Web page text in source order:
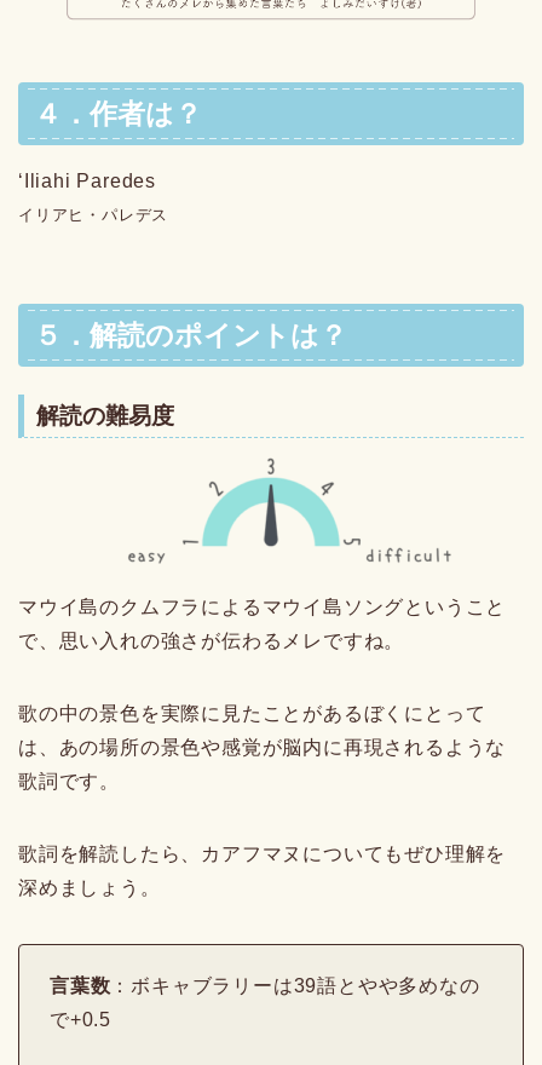
４．作者は？
ʻIliahi Paredes
イリアヒ・パレデス
５．解読のポイントは？
解読の難易度
マウイ島のクムフラによるマウイ島ソングということ
で、思い入れの強さが伝わるメレですね。
歌の中の景色を実際に見たことがあるぼくにとって
は、あの場所の景色や感覚が脳内に再現されるような
歌詞です。
歌詞を解読したら、カアフマヌについてもぜひ理解を
深めましょう。
言葉数 ：ボキャブラリーは39語とやや多めなの
で+0.5